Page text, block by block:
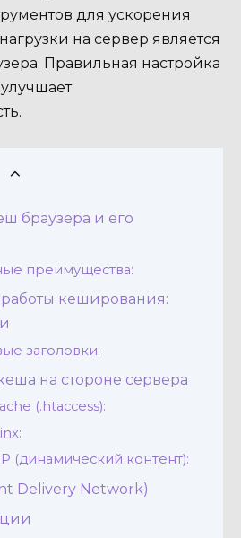
для ускорения
на сервер является
Правильная настройка
браузера и его
преимущества:
кеширования:
заголовки:
на стороне сервера
(.htaccess):
(динамический контент):
Delivery Network)